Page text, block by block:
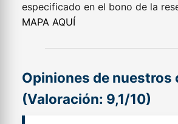
especificado en el bono de la
MAPA AQUÍ
Opiniones de nuestros
(Valoración: 9,1/10)